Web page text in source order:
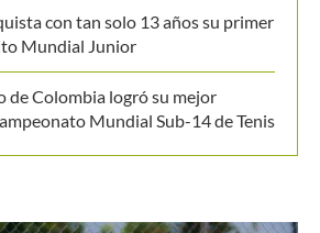
con tan solo 13 años su primer
Mundial Junior
de Colombia logró su mejor
Mundial Sub-14 de Tenis